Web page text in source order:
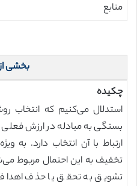
منابع
بخشی
چکیده
استدلال می‌کنیم که انتخاب
بستگی به مبادله در ارزش فعلی
ارتباط با آن انتخاب دارد. به
تخفیف به این احتمال مربوط
تشویق به تحقق یا حذف